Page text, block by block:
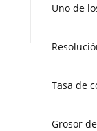
Uno de
Tasa de
Grosor